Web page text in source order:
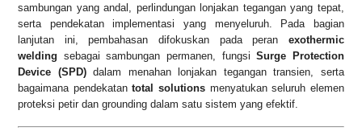
sambungan yang andal, perlindungan lonjakan tegangan yang tepat,
serta pendekatan implementasi yang menyeluruh. Pada bagian
lanjutan ini, pembahasan difokuskan pada peran exothermic
welding sebagai sambungan permanen, fungsiSurge Protection
Device (SPD)dalam menahan lonjakan tegangan transien, serta
bagaimana pendekatantotal solutions menyatukan seluruh elemen
proteksi petir dan grounding dalam satu sistem yang efektif.